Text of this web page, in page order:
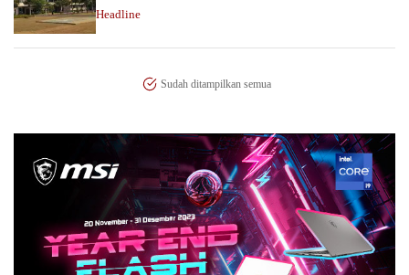
Headline
Sudah ditampilkan semua